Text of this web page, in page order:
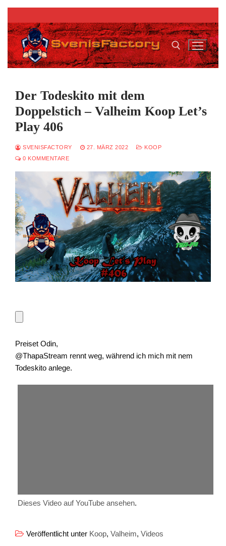
Zum
Inhalt
springen
Der Todeskito mit dem
Doppelstich – Valheim Koop Let’s
Play 406
SVENISFACTORY 27. MÄRZ 2022
KOOP
0 KOMMENTARE
Preiset Odin,
@ThapaStream rennt weg, während ich mich mit nem
Todeskito anlege.
Dieses Video auf YouTube ansehen.
Veröffentlicht unter Koop, Valheim, Videos